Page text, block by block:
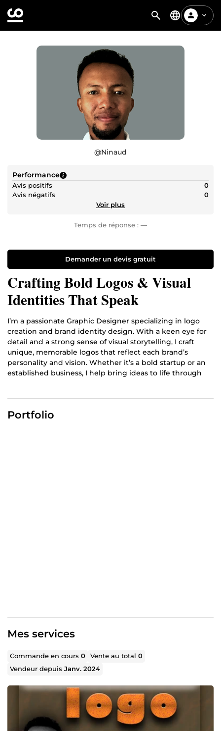
@Ninaud
Performance
Avis positifs
0
Avis négatifs
0
Voir plus
Temps de réponse : —
Demander un devis gratuit
Crafting Bold Logos & Visual
Identities That Speak
I’m a passionate Graphic Designer specializing in logo
creation and brand identity design. With a keen eye for
detail and a strong sense of visual storytelling, I craft
unique, memorable logos that reflect each brand’s
personality and vision. Whether it’s a bold startup or an
established business, I help bring ideas to life through
My approach combines creativity with purpose — every
shape, color, and font I use is chosen to resonate with the
target audience and strengthen brand recognition. From
Portfolio
Mes services
Commande en cours0 Vente au total0
Vendeur depuisJanv. 2024